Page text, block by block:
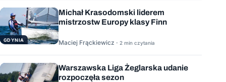
GDYNIA
Michał Krasodomski liderem
mistrzostw Europy klasy Finn
Maciej Frąckiewicz · 2 min czytania
Warszawska Liga Żeglarska udanie
rozpoczęła sezon